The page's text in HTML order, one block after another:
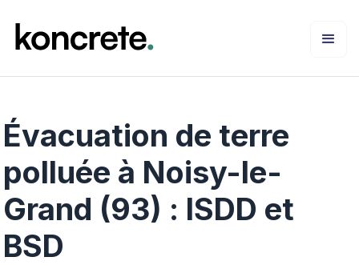
Évacuation de terre
polluée à Noisy-le-
Grand (93) : ISDD et
BSD